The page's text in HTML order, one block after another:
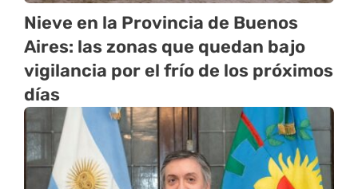
Nieve en la Provincia de Buenos
Aires: las zonas que quedan bajo
vigilancia por el frío de los próximos
días